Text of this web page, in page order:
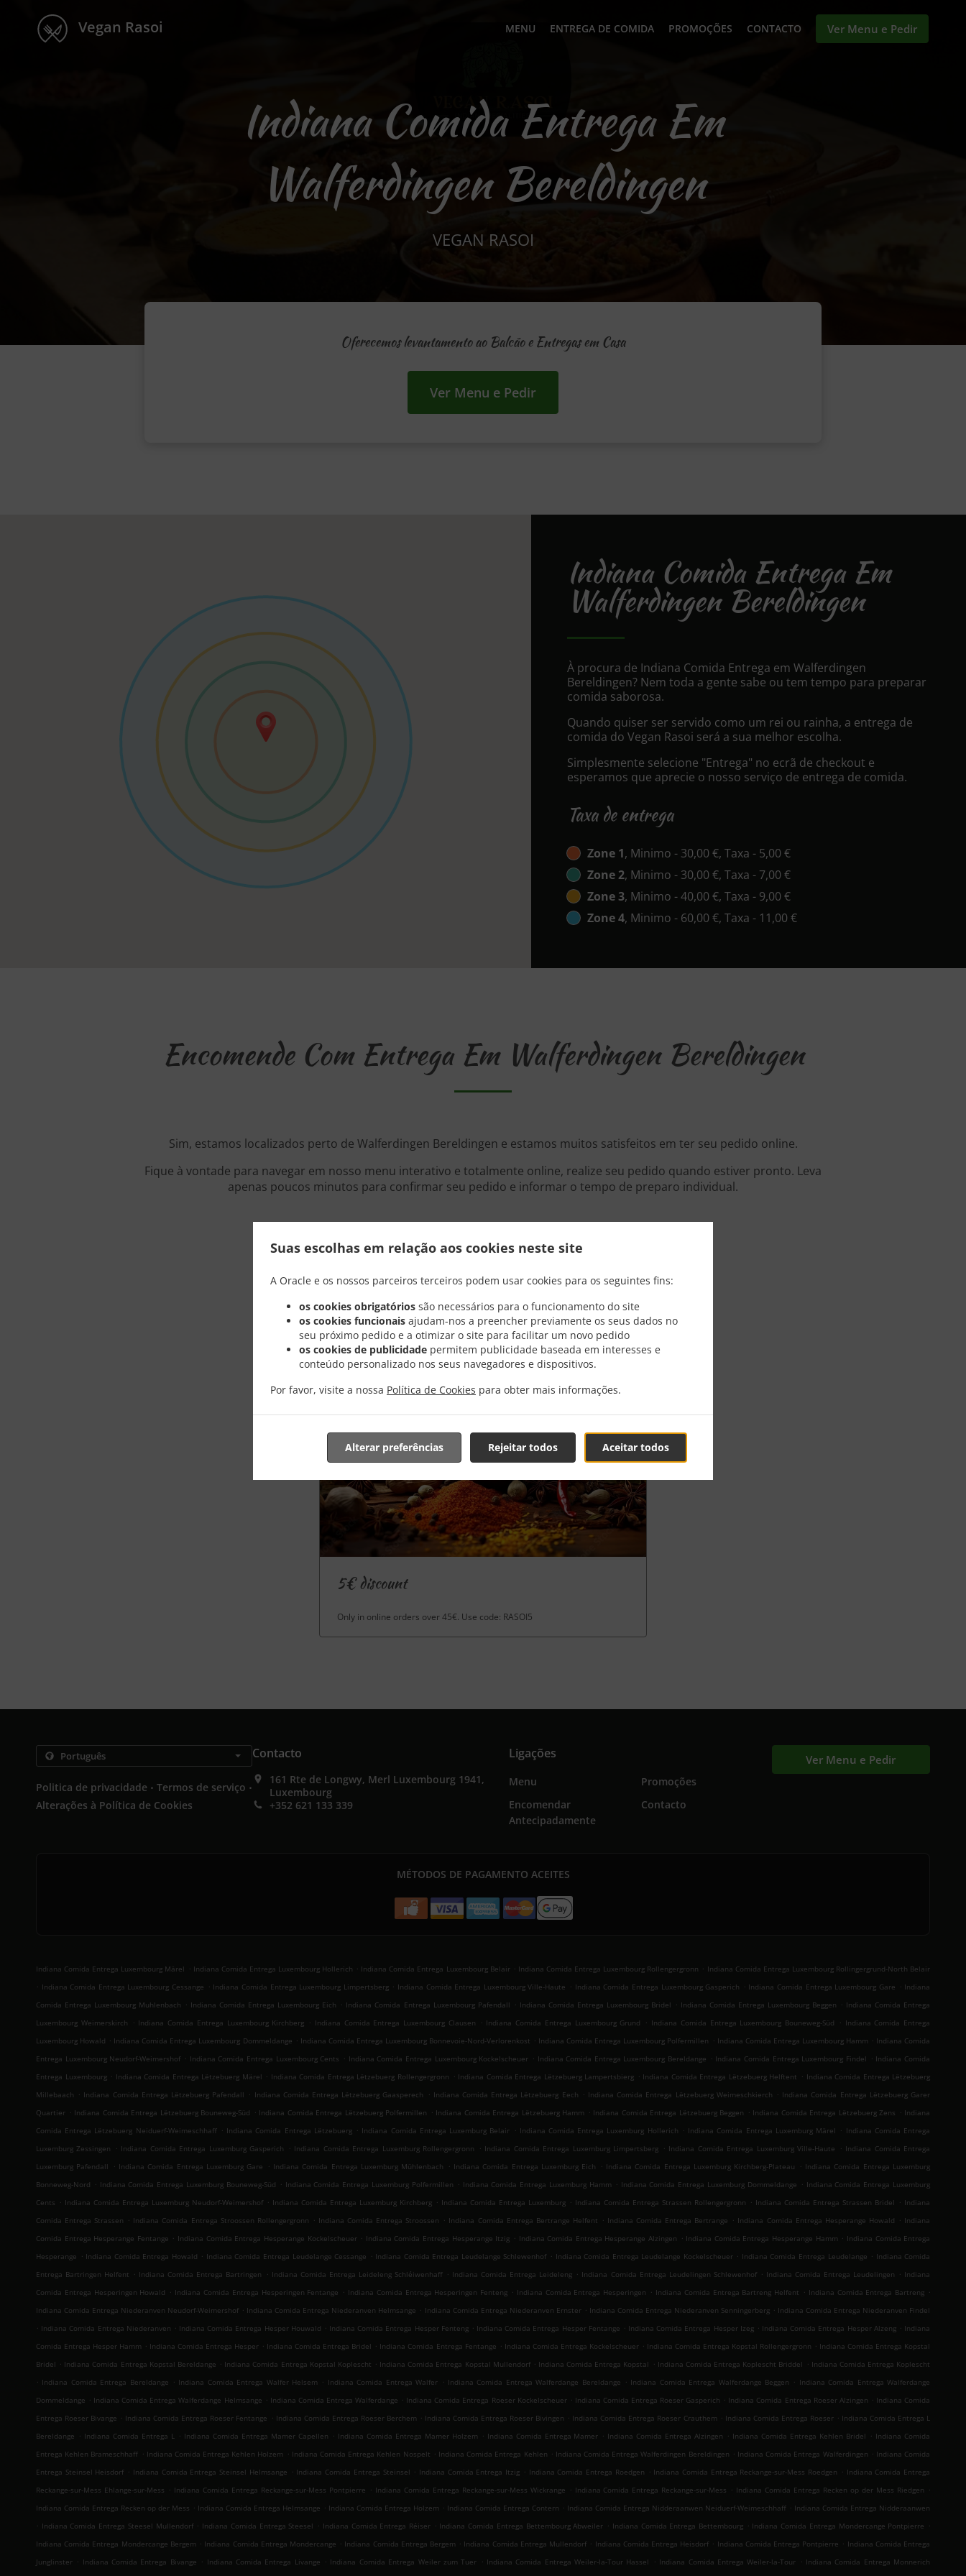
Suas escolhas em relação aos cookies neste site
A Oracle e os nossos parceiros terceiros podem usar cookies para os seguintes fins:
os cookies obrigatórios são necessários para o funcionamento do site
os cookies funcionais ajudam-nos a preencher previamente os seus dados no
seu próximo pedido e a otimizar o site para facilitar um novo pedido
os cookies de publicidade permitem publicidade baseada em interesses e
conteúdo personalizado nos seus navegadores e dispositivos.
Por favor, visite a nossa Política de Cookies para obter mais informações.
Aceitar todos
Rejeitar todos
Alterar preferências
Vegan Rasoi MENU ENTREGA DE COMIDA PROMOÇÕES CONTACTO Ver Menu e Pedir
Indiana Comida Entrega Em
Walferdingen Bereldingen
VEGAN RASOI
Oferecemos levantamento ao Balcão e Entregas em Casa
Ver Menu e Pedir
Indiana Comida Entrega Em
Walferdingen Bereldingen
À procura de Indiana Comida Entrega em Walferdingen
Bereldingen? Nem toda a gente sabe ou tem tempo para preparar
comida saborosa.
Quando quiser ser servido como um rei ou rainha, a entrega de
comida do Vegan Rasoi será a sua melhor escolha.
Simplesmente selecione "Entrega" no ecrã de checkout e
esperamos que aprecie o nosso serviço de entrega de comida.
Taxa de entrega
Zone 1, Minimo - 30,00 €, Taxa - 5,00 €
Zone 2, Minimo - 30,00 €, Taxa - 7,00 €
Zone 3, Minimo - 40,00 €, Taxa - 9,00 €
Zone 4, Minimo - 60,00 €, Taxa - 11,00 €
Encomende Com Entrega Em Walferdingen Bereldingen
Sim, estamos localizados perto de Walferdingen Bereldingen e estamos muitos satisfeitos em ter seu pedido online.
Fique à vontade para navegar em nosso menu interativo e totalmente online, realize seu pedido quando estiver pronto. Leva
apenas poucos minutos para confirmar seu pedido e informar o tempo de preparo individual.
Promoções
5€ discount
Only in online orders over 45€. Use code: RASOI5
Politica de privacidade . Termos de serviço .
Alterações à Política de Cookies
Contacto
161 Rte de Longwy, Merl Luxembourg 1941,
Luxembourg
+352 621 133 339
Ligações
Menu
Promoções
Encomendar
Antecipadamente
Contacto
Ver Menu e Pedir
MÉTODOS DE PAGAMENTO ACEITES
Indiana Comida Entrega Luxembourg Märel . Indiana Comida Entrega Luxembourg Hollerich . Indiana Comida Entrega Luxembourg Belair . Indiana Comida Entrega Luxembourg Rollengergronn . Indiana Comida Entrega Luxembourg Rollingergrund-North Belair
. Indiana Comida Entrega Luxembourg Cessange . Indiana Comida Entrega Luxembourg Limpertsberg . Indiana Comida Entrega Luxembourg Ville-Haute . Indiana Comida Entrega Luxembourg Gasperich . Indiana Comida Entrega Luxembourg Gare . Indiana
Comida Entrega Luxembourg Muhlenbach . Indiana Comida Entrega Luxembourg Eich . Indiana Comida Entrega Luxembourg Pafendall . Indiana Comida Entrega Luxembourg Bridel . Indiana Comida Entrega Luxembourg Beggen . Indiana Comida Entrega
Luxembourg Weimerskirch
. Indiana Comida Entrega Luxembourg Kirchberg . Indiana Comida Entrega Luxembourg Clausen . Indiana Comida Entrega Luxembourg Grund . Indiana Comida Entrega Luxembourg Bouneweg-Süd . Indiana Comida Entrega
Luxembourg Howald . Indiana Comida Entrega Luxembourg Dommeldange . Indiana Comida Entrega Luxembourg Bonnevoie-Nord-Verlorenkost . Indiana Comida Entrega Luxembourg Polfermillen . Indiana Comida Entrega Luxembourg Hamm . Indiana Comida
Entrega Luxembourg Neudorf-Weimershof . Indiana Comida Entrega Luxembourg Cents . Indiana Comida Entrega Luxembourg Kockelscheuer . Indiana Comida Entrega Luxembourg Bereldange . Indiana Comida Entrega Luxembourg Findel . Indiana Comida
Entrega Luxembourg . Indiana Comida Entrega Lëtzebuerg Märel . Indiana Comida Entrega Lëtzebuerg Rollengergronn . Indiana Comida Entrega Lëtzebuerg Lampertsbierg . Indiana Comida Entrega Lëtzebuerg Helftent . Indiana Comida Entrega Lëtzebuerg
Millebaach . Indiana Comida Entrega Lëtzebuerg Pafendall . Indiana Comida Entrega Lëtzebuerg Gaasperech . Indiana Comida Entrega Lëtzebuerg Eech . Indiana Comida Entrega Lëtzebuerg Weimeschkierch . Indiana Comida Entrega Lëtzebuerg Garer
Quartier . Indiana Comida Entrega Lëtzebuerg Bouneweg-Süd . Indiana Comida Entrega Lëtzebuerg Polfermillen . Indiana Comida Entrega Lëtzebuerg Hamm . Indiana Comida Entrega Lëtzebuerg Beggen . Indiana Comida Entrega Lëtzebuerg Zens . Indiana
Comida Entrega Lëtzebuerg Neiduerf-Weimeschhaff . Indiana Comida Entrega Lëtzebuerg . Indiana Comida Entrega Luxemburg Belair . Indiana Comida Entrega Luxemburg Hollerich . Indiana Comida Entrega Luxemburg Märel . Indiana Comida Entrega
Luxemburg Zessingen
. Indiana Comida Entrega Luxemburg Gasperich . Indiana Comida Entrega Luxemburg Rollengergronn . Indiana Comida Entrega Luxemburg Limpertsberg . Indiana Comida Entrega Luxemburg Ville-Haute . Indiana Comida Entrega
Luxemburg Pafendall
. Indiana Comida Entrega Luxemburg Gare . Indiana Comida Entrega Luxemburg Mühlenbach . Indiana Comida Entrega Luxemburg Eich . Indiana Comida Entrega Luxemburg Kirchberg-Plateau . Indiana Comida Entrega Luxemburg
Bonneweg-Nord . Indiana Comida Entrega Luxemburg Bouneweg-Süd . Indiana Comida Entrega Luxemburg Polfermillen . Indiana Comida Entrega Luxemburg Hamm . Indiana Comida Entrega Luxemburg Dommeldange . Indiana Comida Entrega Luxemburg
Cents . Indiana Comida Entrega Luxemburg Neudorf-Weimershof . Indiana Comida Entrega Luxemburg Kirchberg . Indiana Comida Entrega Luxemburg . Indiana Comida Entrega Strassen Rollengergronn . Indiana Comida Entrega Strassen Bridel . Indiana
Comida Entrega Strassen . Indiana Comida Entrega Stroossen Rollengergronn . Indiana Comida Entrega Stroossen . Indiana Comida Entrega Bertrange Helfent . Indiana Comida Entrega Bertrange . Indiana Comida Entrega Hesperange Howald . Indiana
Comida Entrega Hesperange Fentange . Indiana Comida Entrega Hesperange Kockelscheuer . Indiana Comida Entrega Hesperange Itzig . Indiana Comida Entrega Hesperange Alzingen . Indiana Comida Entrega Hesperange Hamm . Indiana Comida Entrega
Hesperange . Indiana Comida Entrega Howald . Indiana Comida Entrega Leudelange Cessange . Indiana Comida Entrega Leudelange Schlewenhof . Indiana Comida Entrega Leudelange Kockelscheuer . Indiana Comida Entrega Leudelange . Indiana Comida
Entrega Bartringen Helfent . Indiana Comida Entrega Bartringen . Indiana Comida Entrega Leideleng Schléiwenhaff . Indiana Comida Entrega Leideleng . Indiana Comida Entrega Leudelingen Schlewenhof . Indiana Comida Entrega Leudelingen . Indiana
Comida Entrega Hesperingen Howald . Indiana Comida Entrega Hesperingen Fentange . Indiana Comida Entrega Hesperingen Fenteng . Indiana Comida Entrega Hesperingen . Indiana Comida Entrega Bartreng Helfent . Indiana Comida Entrega Bartreng .
Indiana Comida Entrega Niederanven Neudorf-Weimershof . Indiana Comida Entrega Niederanven Helmsange . Indiana Comida Entrega Niederanven Ernster . Indiana Comida Entrega Niederanven Senningerberg . Indiana Comida Entrega Niederanven Findel
. Indiana Comida Entrega Niederanven . Indiana Comida Entrega Hesper Houwald . Indiana Comida Entrega Hesper Fenteng . Indiana Comida Entrega Hesper Fentange . Indiana Comida Entrega Hesper Izeg . Indiana Comida Entrega Hesper Alzeng . Indiana
Comida Entrega Hesper Hamm . Indiana Comida Entrega Hesper . Indiana Comida Entrega Bridel . Indiana Comida Entrega Fentange . Indiana Comida Entrega Kockelscheuer . Indiana Comida Entrega Kopstal Rollengergronn . Indiana Comida Entrega Kopstal
Bridel . Indiana Comida Entrega Kopstal Bereldange . Indiana Comida Entrega Kopstal Koplescht . Indiana Comida Entrega Kopstal Mullendorf . Indiana Comida Entrega Kopstal . Indiana Comida Entrega Koplescht Briddel . Indiana Comida Entrega Koplescht
. Indiana Comida Entrega Bereldange . Indiana Comida Entrega Walfer Helsem . Indiana Comida Entrega Walfer . Indiana Comida Entrega Walferdange Bereldange . Indiana Comida Entrega Walferdange Beggen . Indiana Comida Entrega Walferdange
Dommeldange . Indiana Comida Entrega Walferdange Helmsange . Indiana Comida Entrega Walferdange . Indiana Comida Entrega Roeser Kockelscheuer . Indiana Comida Entrega Roeser Gasperich . Indiana Comida Entrega Roeser Alzingen . Indiana Comida
Entrega Roeser Bivange . Indiana Comida Entrega Roeser Fentange . Indiana Comida Entrega Roeser Berchem . Indiana Comida Entrega Roeser Bivingen . Indiana Comida Entrega Roeser Crauthem . Indiana Comida Entrega Roeser . Indiana Comida Entrega L
Bereldange . Indiana Comida Entrega L . Indiana Comida Entrega Mamer Capellen . Indiana Comida Entrega Mamer Holzem . Indiana Comida Entrega Mamer . Indiana Comida Entrega Alzingen . Indiana Comida Entrega Kehlen Bridel . Indiana Comida
Entrega Kehlen Brameschhaff . Indiana Comida Entrega Kehlen Holzem . Indiana Comida Entrega Kehlen Nospelt . Indiana Comida Entrega Kehlen . Indiana Comida Entrega Walferdingen Bereldingen . Indiana Comida Entrega Walferdingen . Indiana Comida
Entrega Steinsel Heisdorf . Indiana Comida Entrega Steinsel Helmsange . Indiana Comida Entrega Steinsel . Indiana Comida Entrega Itzig . Indiana Comida Entrega Roedgen . Indiana Comida Entrega Reckange-sur-Mess Roedgen . Indiana Comida Entrega
Reckange-sur-Mess Ehlange-sur-Mess . Indiana Comida Entrega Reckange-sur-Mess Pontpierre . Indiana Comida Entrega Reckange-sur-Mess Wickrange . Indiana Comida Entrega Reckange-sur-Mess . Indiana Comida Entrega Recken op der Mess Riedgen .
Indiana Comida Entrega Recken op der Mess . Indiana Comida Entrega Helmsange . Indiana Comida Entrega Holzem . Indiana Comida Entrega Contern . Indiana Comida Entrega Nidderaanwen Neiduerf-Weimeschhaff . Indiana Comida Entrega Nidderaanwen
. Indiana Comida Entrega Steesel Mullendorf . Indiana Comida Entrega Steesel . Indiana Comida Entrega Réiser . Indiana Comida Entrega Bettembourg Abweiler . Indiana Comida Entrega Bettembourg . Indiana Comida Entrega Mondercange Pontpierre .
Indiana Comida Entrega Mondercange Bergem . Indiana Comida Entrega Mondercange . Indiana Comida Entrega Bergem . Indiana Comida Entrega Mullendorf . Indiana Comida Entrega Heisdorf . Indiana Comida Entrega Pontpierre . Indiana Comida Entrega
Junglinster . Indiana Comida Entrega Bivange . Indiana Comida Entrega Livange . Indiana Comida Entrega Weiler zum Tuer . Indiana Comida Entrega Weiler-la-Tour Hassel . Indiana Comida Entrega Weiler-la-Tour . Indiana Comida Entrega Monnerich